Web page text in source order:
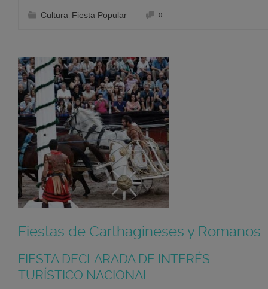
Cultura Fiesta Popular 0
Fiestas de Carthagineses y Romanos
FIESTA DECLARADA DE INTERÉS
TURÍSTICO NACIONAL